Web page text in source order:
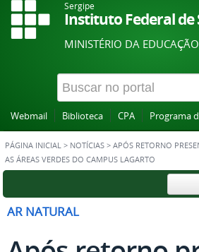
Sergipe
Instituto Federal de
MINISTÉRIO DA EDUCAÇÃO
Webmail Biblioteca CPA Programa
PÁGINA INICIAL > NOTÍCIAS > APÓS RETORNO
AS ÁREAS VERDES DO CAMPUS LAGARTO
AR NATURAL